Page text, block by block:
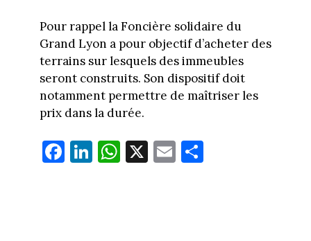
Pour rappel la Foncière solidaire du
Grand Lyon a pour objectif d’acheter des
terrains sur lesquels des immeubles
seront construits. Son dispositif doit
notamment permettre de maîtriser les
prix dans la durée.
Fa
ce
Li
nk
W
ha
X E
m
Pa
rt